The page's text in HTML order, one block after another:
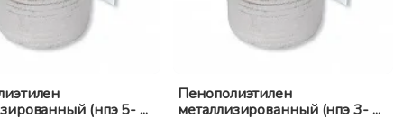
(нпэ 5- ...
Пенополиэтилен
металлизированный (нпэ 3- ...